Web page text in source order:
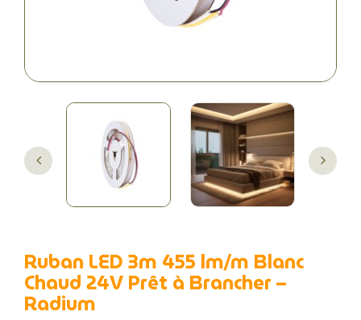
Ruban LED 3m 455 lm/m Blanc
Chaud 24V Prêt à Brancher –
Radium